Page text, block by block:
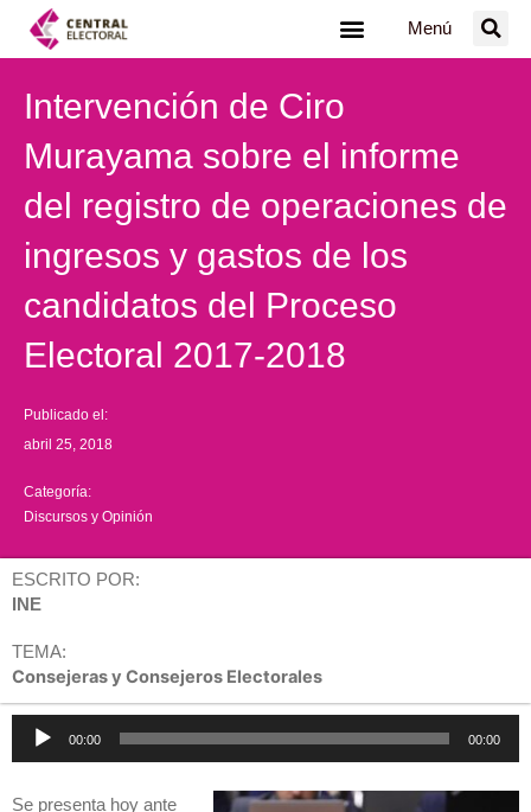
Menú
Intervención de Ciro
Murayama sobre el informe
del registro de operaciones de
ingresos y gastos de los
candidatos del Proceso
Electoral 2017-2018
Publicado el:
abril 25, 2018
Categoría:
Discursos y Opinión
ESCRITO POR:
INE
TEMA:
Consejeras y Consejeros Electorales
Reproductor
00:00 00:00
Se presenta hoy ante